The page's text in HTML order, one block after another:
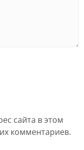
сайта в этом
комментариев.